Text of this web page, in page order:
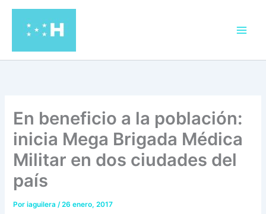
contenido
En beneficio a la población:
inicia Mega Brigada Médica
Militar en dos ciudades del
país
Poriaguilera/26 enero, 2017